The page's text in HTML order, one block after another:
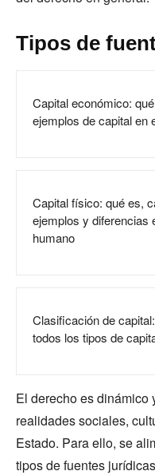
Tipos de
Capital económico:
ejemplos de capital en
Capital físico: qué es,
ejemplos y diferencias
humano
Clasificación de
todos los tipos de
El derecho es dinámico
realidades sociales,
Estado. Para ello, se
tipos de fuentes